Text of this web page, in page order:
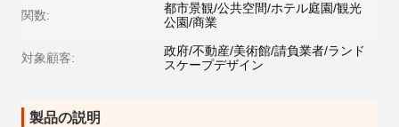
関数:
都市景観/公共空間/ホテル庭園/観光
公園/商業
対象顧客:
政府/不動産/美術館/請負業者/ランド
スケープデザイン
製品の説明